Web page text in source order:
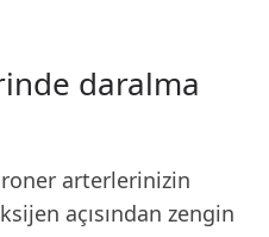
daralma
arterlerinizin
açısından zengin